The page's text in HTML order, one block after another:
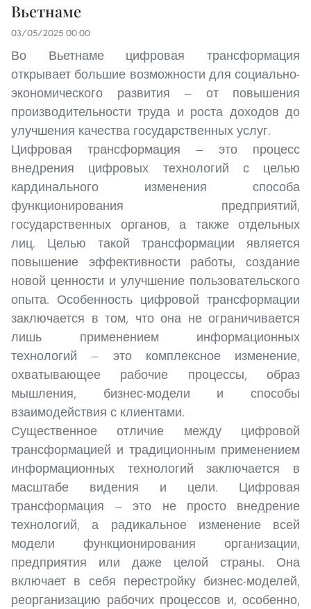
Вьетнаме
03/05/2025 00:00
Во Вьетнаме цифровая трансформация
открывает большие возможности для социально-
экономического развития — от повышения
производительности труда и роста доходов до
улучшения качества государственных услуг.
Цифровая трансформация — это процесс
внедрения цифровых технологий с целью
кардинального изменения способа
функционирования предприятий,
государственных органов, а также отдельных
лиц. Целью такой трансформации является
повышение эффективности работы, создание
новой ценности и улучшение пользовательского
опыта. Особенность цифровой трансформации
заключается в том, что она не ограничивается
лишь применением информационных
технологий — это комплексное изменение,
охватывающее рабочие процессы, образ
мышления, бизнес-модели и способы
взаимодействия с клиентами.
Существенное отличие между цифровой
трансформацией и традиционным применением
информационных технологий заключается в
масштабе видения и цели. Цифровая
трансформация — это не просто внедрение
технологий, а радикальное изменение всей
модели функционирования организации,
предприятия или даже целой страны. Она
включает в себя перестройку бизнес-моделей,
реорганизацию рабочих процессов и, особенно,